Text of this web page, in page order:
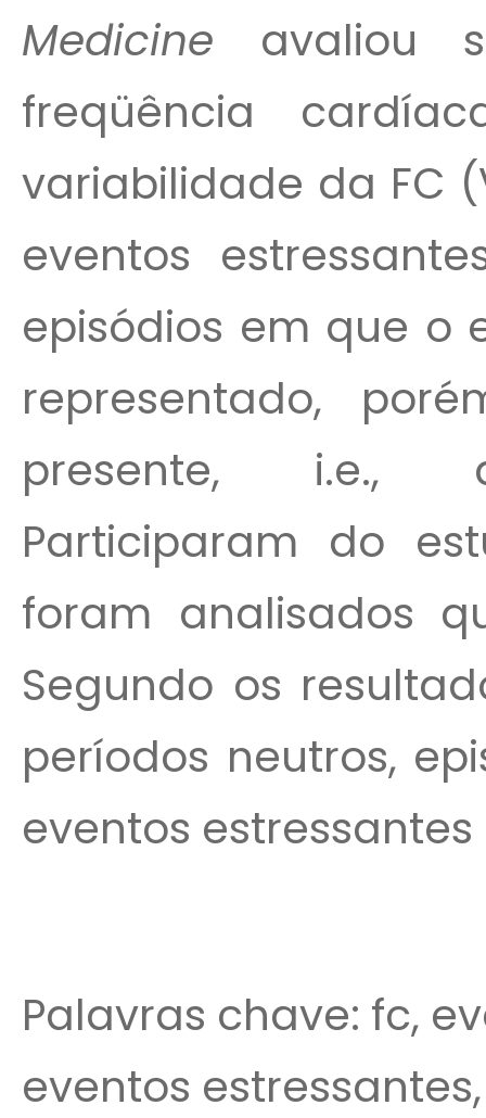
Medicine avaliou
freqüência
variabilidade da FC
eventos
episódios em que o
representado,
presente, i.e.,
Participaram do
foram analisados
Segundo os
períodos neutros,
eventos
Palavras chave: fc,
eventos